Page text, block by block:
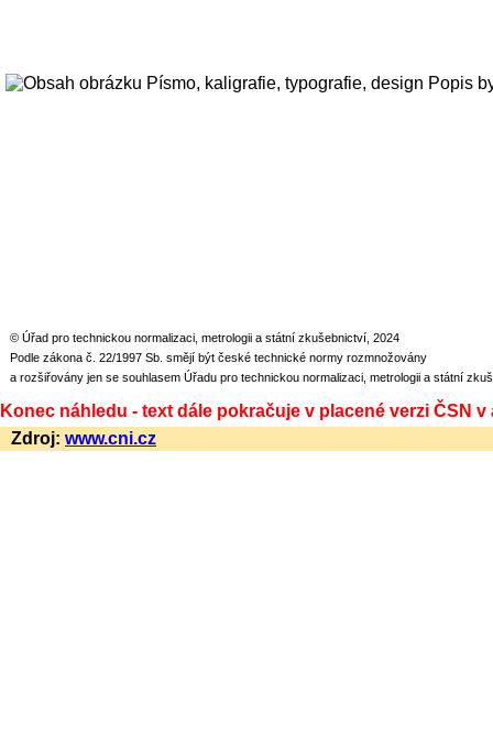
© Úřad pro technickou normalizaci, metrologii a státní zkušebnictví, 2024
Podle zákona č. 22/1997 Sb. smějí být české technické normy rozmnožovány
a rozšiřovány jen se souhlasem Úřadu pro technickou normalizaci, metrologii a státní
Konec náhledu - text dále pokračuje v placené verzi ČSN
Zdroj: www.cni.cz